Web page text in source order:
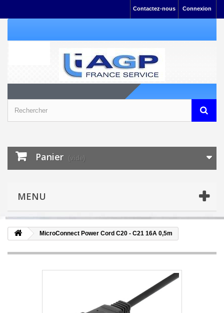
Connexion
Contactez-nous
Panier (vide)
MENU
MicroConnect Power Cord C20 - C21 16A 0,5m